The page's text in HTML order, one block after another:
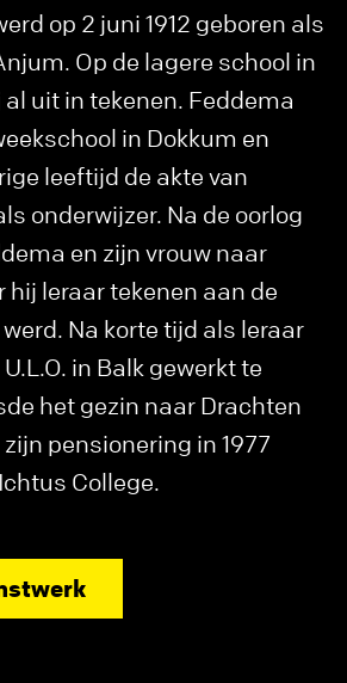
op 2 juni 1912 geboren als
Op de lagere school in
uit in tekenen. Feddema
in Dokkum en
leeftijd de akte van
onderwijzer. Na de oorlog
en zijn vrouw naar
hij leraar tekenen aan de
Na korte tijd als leraar
in Balk gewerkt te
het gezin naar Drachten
pensionering in 1977
College.